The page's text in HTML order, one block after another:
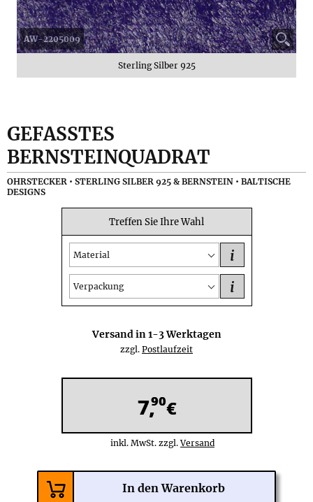
AW-2205009
Sterling Silber 925
GEFASSTES
BERNSTEINQUADRAT
OHRSTECKER • STERLING SILBER 925 & BERNSTEIN • BALTISCHE
DESIGNS
Treffen Sie Ihre Wahl
Material i
Verpackung i
Versand in1-3Werktagen
zzgl. Postlaufzeit
7,90€
inkl. MwSt. zzgl.Versand